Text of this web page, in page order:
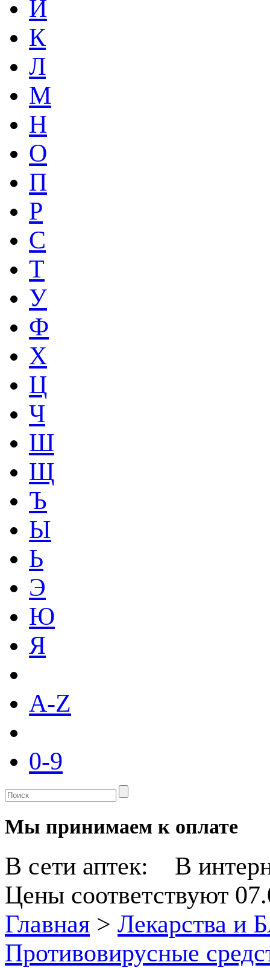
Й
К
Л
М
Н
О
П
Р
С
Т
У
Ф
Х
Ц
Ч
Ш
Щ
Ъ
Ы
Ь
Э
Ю
Я
A-Z
0-9
Мы принимаем к оплате
В сети аптек:
В
Цены соответствуют
Главная > Лекарства и
Противовирусные